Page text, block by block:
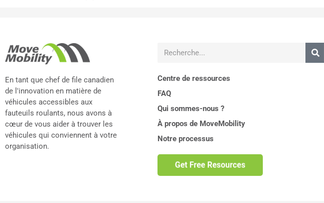
En tant que chef de file canadien
de l'innovation en matière de
véhicules accessibles aux
fauteuils roulants, nous avons à
cœur de vous aider à trouver les
véhicules qui conviennent à votre
organisation.
Centre de ressources
FAQ
Qui sommes-nous ?
À propos de MoveMobility
Notre processus